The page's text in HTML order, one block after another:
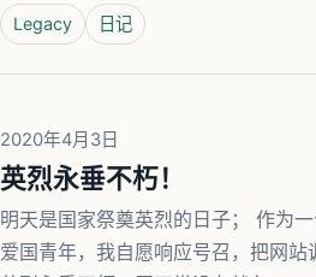
Legacy 日记
2020年4月3日
英烈永垂不朽！
明天是国家祭奠英烈的日子； 作为
爱国青年，我自愿响应号召，把网站